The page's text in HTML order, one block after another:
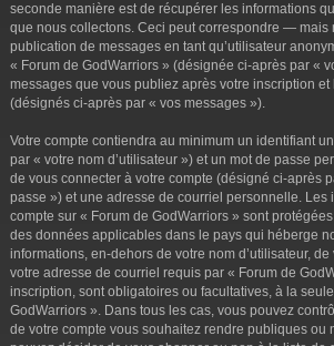
seconde manière est de récupérer les informations
que nous collectons. Ceci peut correspondre — mais
publication de messages en tant qu’utilisateur
« Forum de GodWarriors » (désignée ci-après par «
messages que vous publiez après votre inscription
(désignés ci-après par « vos messages »).
Votre compte contiendra au minimum un identifiant
par « votre nom d’utilisateur ») et un mot de passe
de vous connecter à votre compte (désigné ci-après
passe ») et une adresse de courriel personnelle. Les
compte sur « Forum de GodWarriors » sont
des données applicables dans le pays qui héberge
informations, en-dehors de votre nom d’utilisateur,
votre adresse de courriel requis par « Forum de
inscription, sont obligatoires ou facultatives, à la
GodWarriors ». Dans tous les cas, vous pouvez
de votre compte vous souhaitez rendre publiques ou